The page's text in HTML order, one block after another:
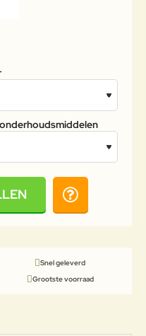
Snel geleverd
Grootste voorraad